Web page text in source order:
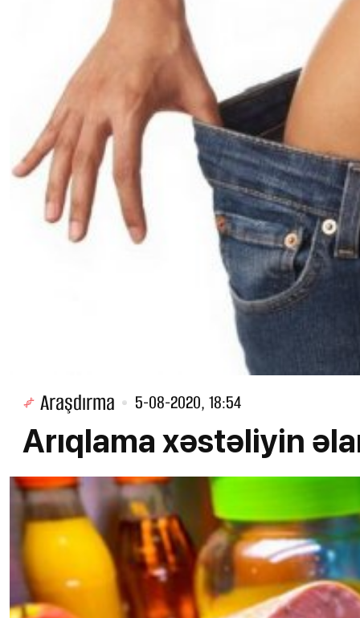
Araşdırma 5-08-2020, 18:54
Arıqlama xəstəliyin